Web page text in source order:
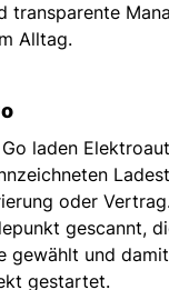
transparente
Alltag.
laden
oder
gescannt,
gewählt und
gestartet.